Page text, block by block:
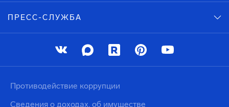
ПРЕСС-СЛУЖБА
Противодействие коррупции
Сведения о доходах, об имуществе